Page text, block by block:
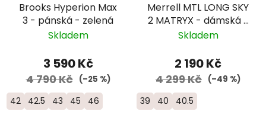
Brooks Hyperion Max
3 - pánská - zelená
Skladem
3 590 Kč
4 790 Kč (–25 %)
42 42.5 43 45 46
Merrell MTL LONG SKY
2 MATRYX - dámská -
šedá/žlutá
Skladem
2 190 Kč
4 299 Kč (–49 %)
39 40 40.5